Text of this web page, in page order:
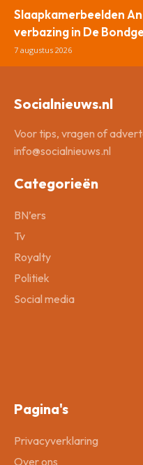
Slaapkamerbeelden
verbazing in De
7 augustus 2026
Socialnieuws.nl
Voor tips, vragen of
info@socialnieuws.nl
Categorieën
BN’ers
Tv
Royalty
Politiek
Social media
Pagina's
Privacyverklaring
Over ons